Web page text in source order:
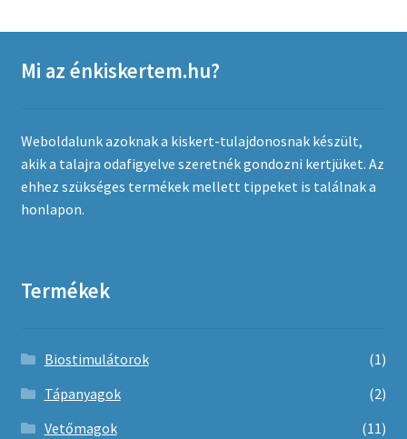
Mi az énkiskertem.hu?
Weboldalunk azoknak a kiskert-tulajdonosnak készült,
akik a talajra odafigyelve szeretnék gondozni kertjüket. Az
ehhez szükséges termékek mellett tippeket is találnak a
honlapon.
Termékek
Biostimulátorok
(1)
Tápanyagok
(2)
Vetőmagok
(11)